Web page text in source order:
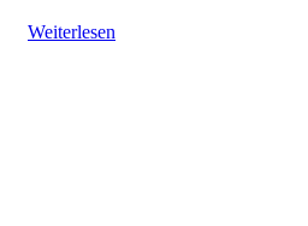
Weiterlesen